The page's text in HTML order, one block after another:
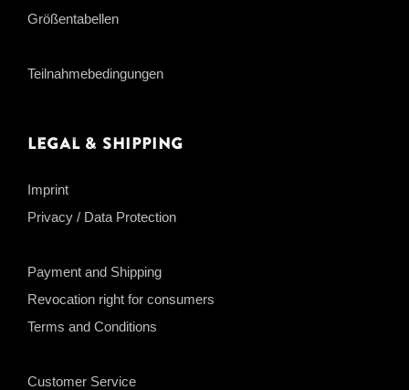
Größentabellen
Teilnahmebedingungen
Legal & Shipping
Imprint
Privacy / Data Protection
Payment and Shipping
Revocation right for consumers
Terms and Conditions
Customer Service